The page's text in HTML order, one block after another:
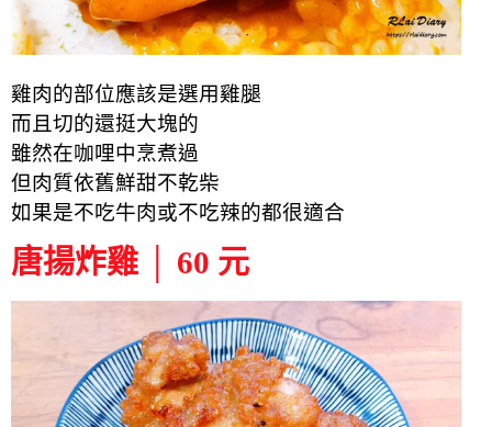
雞肉的部位應該是選用雞腿
而且切的還挺大塊的
雖然在咖哩中烹煮過
但肉質依舊鮮甜不乾柴
如果是不吃牛肉或不吃辣的都很適合
唐揚炸雞 │ 60 元